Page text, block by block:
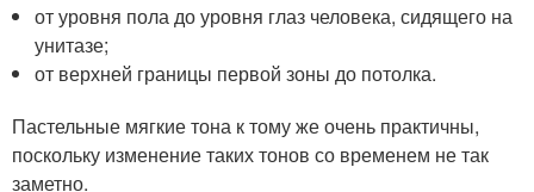
от уровня пола до уровня глаз человека, сидящего на
унитазе;
от верхней границы первой зоны до потолка.
Пастельные мягкие тона к тому же очень практичны,
поскольку изменение таких тонов со временем не так
заметно.